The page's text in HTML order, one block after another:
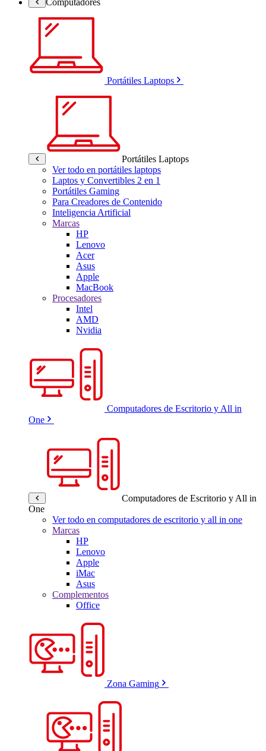
Portátiles Laptops
Portátiles Laptops
Ver todo en portátiles laptops
Laptos y Convertibles 2 en 1
Portátiles Gaming
Para Creadores de Contenido
Inteligencia Artificial
Marcas
HP
Lenovo
Acer
Asus
Apple
MacBook
Procesadores
Intel
AMD
Nvidia
Computadores de Escritorio y All in
One
Computadores de Escritorio y All in
One
Ver todo en computadores de escritorio y all in one
Marcas
HP
Lenovo
Apple
iMac
Asus
Complementos
Office
Zona Gaming